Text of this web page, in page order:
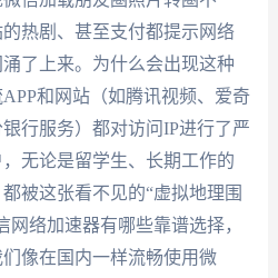
热剧、甚至支付都提示网络
了上来。为什么会出现这种
和网站（如腾讯视频、爱奇
行服务）都对访问IP进行了严
无论是留学生、长期工作的
被这张看不见的“虚拟地理围
络加速器有哪些靠谱选择，
像在国内一样流畅使用微